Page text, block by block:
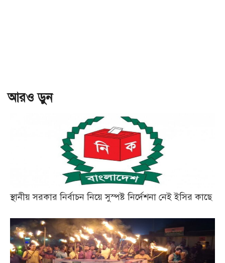
আরও ড়ুন
স্থানীয় সরকার নির্বাচন নিয়ে সুস্পষ্ট নির্দেশনা নেই ইসির কাছে